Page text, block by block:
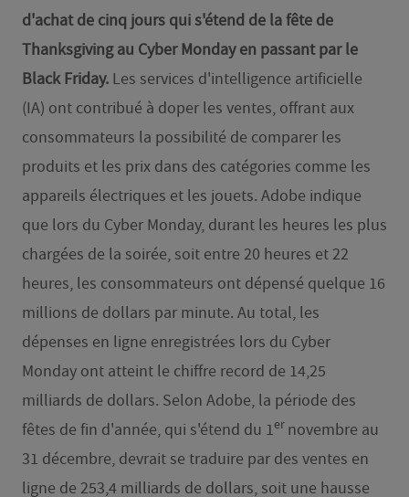
d'achat de cinq jours qui s'étend de la fête de
Thanksgiving au Cyber Monday en passant par le
Black Friday.Les services d'intelligence artificielle
(IA) ont contribué à doper les ventes, offrant aux
consommateurs la possibilité de comparer les
produits et les prix dans des catégories comme les
appareils électriques et les jouets. Adobe indique
que lors du Cyber Monday, durant les heures les plus
chargées de la soirée, soit entre 20 heures et 22
heures, les consommateurs ont dépensé quelque 16
millions de dollars par minute. Au total, les
dépenses en ligne enregistrées lors du Cyber
Monday ont atteint le chiffre record de 14,25
milliards de dollars. Selon Adobe, la période des
fêtes de fin d'année, qui s'étend du 1er novembre au
31 décembre, devrait se traduire par des ventes en
ligne de 253,4 milliards de dollars, soit une hausse